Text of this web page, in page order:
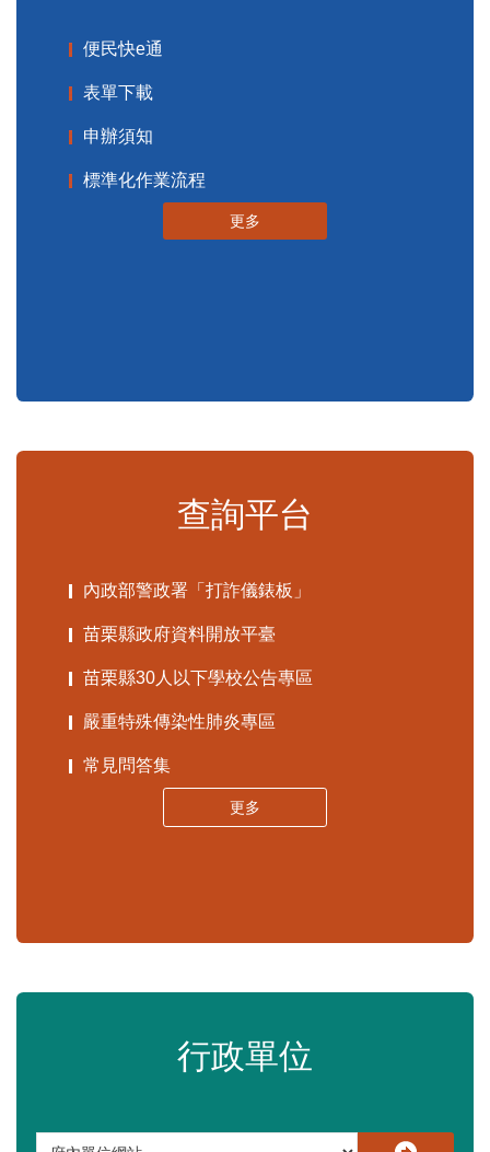
便民快e通
表單下載
申辦須知
標準化作業流程
更多
查詢平台
內政部警政署「打詐儀錶板」
苗栗縣政府資料開放平臺
苗栗縣30人以下學校公告專區
嚴重特殊傳染性肺炎專區
常見問答集
更多
行政單位